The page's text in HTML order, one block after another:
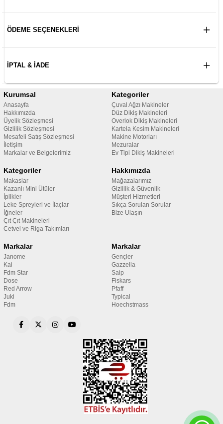
ÖDEME SEÇENEKLERI
İPTAL & İADE
Kurumsal
Anasayfa
Hakkımızda
Üyelik Sözleşmesi
Gizlilik Sözleşmesi
Mesafeli Satış Sözleşmesi
İletişim
Markalar ve Belgelerimiz
Kategoriler
Çuval Ağzı Makineler
Düz Dikiş Makineleri
Overlok Dikiş Makineleri
Kartela Kesim Makineleri
Makine Motorları
Mezuralar
Ev Tipi Dikiş Makineleri
Kategoriler
Makaslar
Kazanlı Mini Ütüler
İplikler
Leke Spreyleri ve İlaçlar
İğneler
Çıt Çıt Makineleri
Cetvel ve Riga Takımları
Hakkımızda
Mağazalarımız
Gizlilik & Güvenlik
Müşteri Hizmetleri
Sıkça Sorulan Sorular
Bize Ulaşın
Markalar
Janome
Kai
Fdm Star
Dose
Red Arrow
Juki
Fdm
Markalar
Gençler
Gazzella
Saip
Fiskars
Pfaff
Typical
Hoechstmass